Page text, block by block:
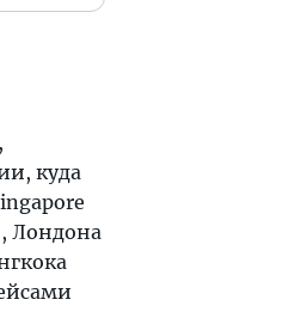
куда
Лондона